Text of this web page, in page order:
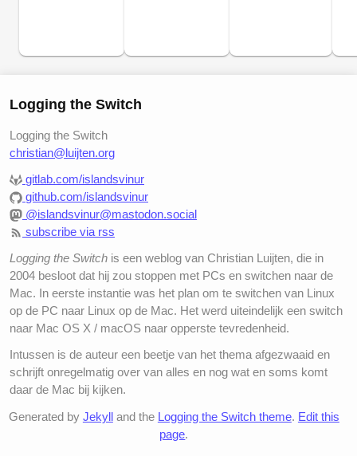
Logging the Switch
Logging the Switch
christian@luijten.org
gitlab.com/islandsvinur
github.com/islandsvinur
@islandsvinur@mastodon.social
subscribe via rss
Logging the Switch is een weblog van Christian Luijten, die in
2004 besloot dat hij zou stoppen met PCs en switchen naar de
Mac. In eerste instantie was het plan om te switchen van Linux
op de PC naar Linux op de Mac. Het werd uiteindelijk een switch
naar Mac OS X / macOS naar opperste tevredenheid.
Intussen is de auteur een beetje van het thema afgezwaaid en
schrijft onregelmatig over van alles en nog wat en soms komt
daar de Mac bij kijken.
Generated by Jekylland the Logging the Switch theme. Edit this
page.